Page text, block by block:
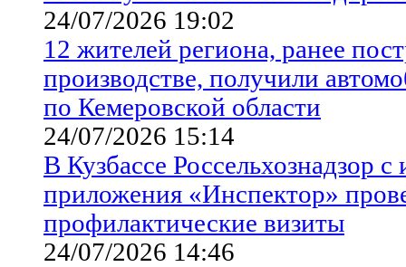
24/07/2026 19:02
12 жителей региона, ранее
производстве, получили
по Кемеровской области
24/07/2026 15:14
В Кузбассе Россельхознадзор с
приложения «Инспектор»
профилактические визиты
24/07/2026 14:46